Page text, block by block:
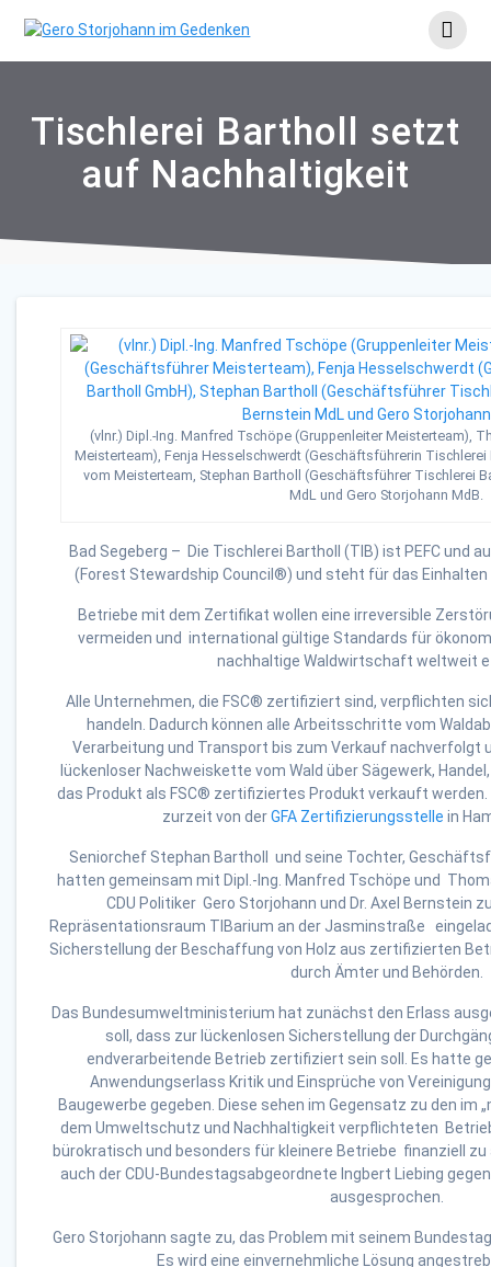
to
Tischlerei Bartholl setzt
auf Nachhaltigkeit
(vlnr.) Dipl.-Ing. Manfred Tschöpe (Gruppenleiter Meisterteam),
Meisterteam), Fenja Hesselschwerdt (Geschäftsführerin
vom Meisterteam, Stephan Bartholl (Geschäftsführer Tischlerei
MdL und Gero Storjohann MdB.
Bad Segeberg – Die Tischlerei Bartholl (TIB) ist PEFC und
(Forest Stewardship Council®) und steht für das
Betriebe mit dem Zertifikat wollen eine irreversible
vermeiden und international gültige Standards für
nachhaltige Waldwirtschaft weltweit
Alle Unternehmen, die FSC® zertifiziert sind, verpflichten
handeln. Dadurch können alle Arbeitsschritte vom
Verarbeitung und Transport bis zum Verkauf nachverfolgt
lückenloser Nachweiskette vom Wald über Sägewerk,
das Produkt als FSC® zertifiziertes Produkt verkauft werden.
zurzeit von derGFA Zertifizierungsstelle in
Seniorchef Stephan Bartholl und seine Tochter,
hatten gemeinsam mit Dipl.-Ing. Manfred Tschöpe und
CDU Politiker Gero Storjohann und Dr. Axel Bernstein
Repräsentationsraum TIBarium an der Jasminstraße
Sicherstellung der Beschaffung von Holz aus zertifizierten
durch Ämter und Behörden.
Das Bundesumweltministerium hat zunächst den Erlass
soll, dass zur lückenlosen Sicherstellung der
endverarbeitende Betrieb zertifiziert sein soll. Es hatte
Anwendungserlass Kritik und Einsprüche von
Baugewerbe gegeben. Diese sehen im Gegensatz zu den im
dem Umweltschutz und Nachhaltigkeit verpflichteten
bürokratisch und besonders für kleinere Betriebe finanziell
auch der CDU-Bundestagsabgeordnete Ingbert Liebing
ausgesprochen.
Gero Storjohann sagte zu, das Problem mit seinem
Es wird eine einvernehmliche Lösung